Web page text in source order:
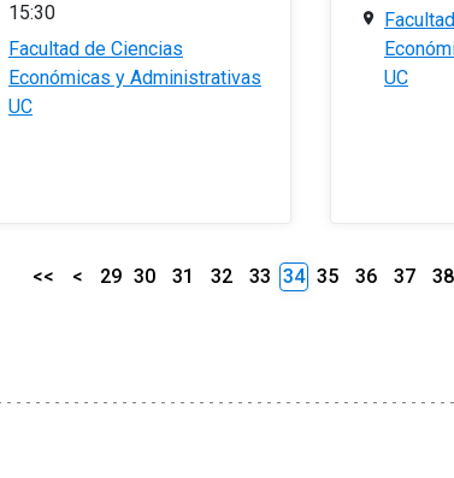
15:30
Facultad de Ciencias
Económicas y Administrativas
UC
UC
<< < 29 30 31 32 33 34 35 36 37 38